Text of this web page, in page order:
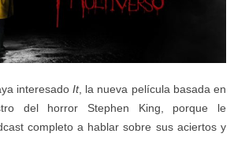
interesado It, la nueva película basada en
del horror Stephen King, porque le
completo a hablar sobre sus aciertos y